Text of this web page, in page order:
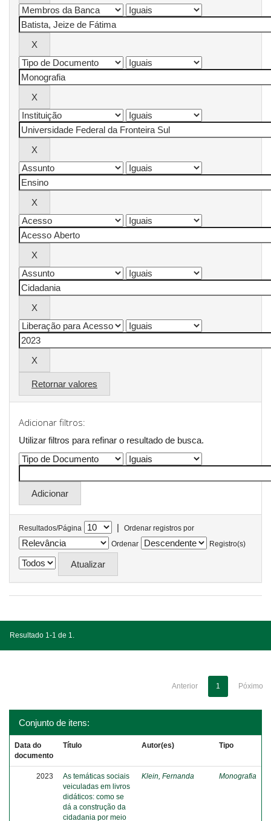
Retornar valores
Adicionar filtros:
Utilizar filtros para refinar o resultado de busca.
Resultados/Página |
Ordenar registros por
Ordenar
Registro(s)
Resultado 1-1 de 1.
Anterior 1 Póximo
Conjunto de itens:
Data do
documento
Título Autor(es) Tipo
2023
As temáticas sociais
veiculadas em livros
didáticos: como se
dá a construção da
cidadania por meio
Klein, Fernanda Monografia